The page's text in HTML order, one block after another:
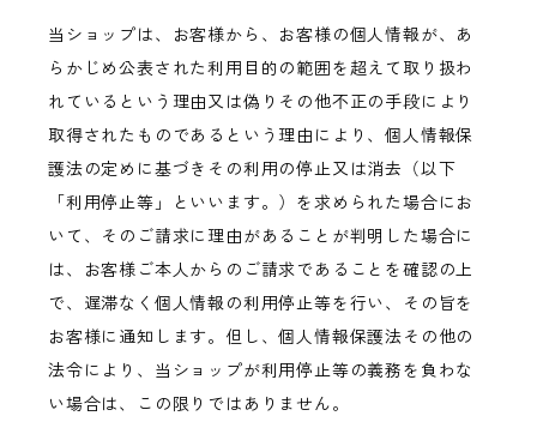
当ショップは、お客様から、お客様の個人情報が、あ
らかじめ公表された利用目的の範囲を超えて取り扱わ
れているという理由又は偽りその他不正の手段により
取得されたものであるという理由により、個人情報保
護法の定めに基づきその利用の停止又は消去（以下
「利用停止等」といいます。）を求められた場合にお
いて、そのご請求に理由があることが判明した場合に
は、お客様ご本人からのご請求であることを確認の上
で、遅滞なく個人情報の利用停止等を行い、その旨を
お客様に通知します。但し、個人情報保護法その他の
法令により、当ショップが利用停止等の義務を負わな
い場合は、この限りではありません。